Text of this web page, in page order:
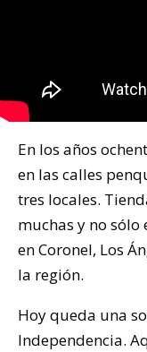
En los años
en las calles
tres locales.
muchas y no sólo
en Coronel, Los
la región.
Hoy queda una
Independencia.